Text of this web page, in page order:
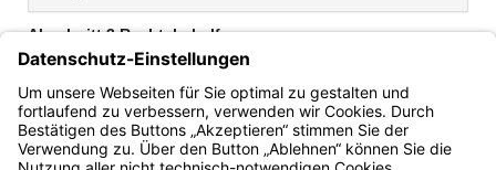
Abschnitt 3 Rechtsbehelfe
Art. 16 Rechtsschutz durch Verbände
Art. 17 Verbandsklagerecht
Bayern.de